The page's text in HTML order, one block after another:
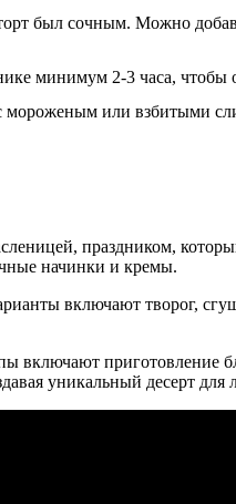
был сочным. Можно
минимум 2-3 часа, чтобы
мороженым или взбитыми
праздником,
начинки и кремы.
включают творог,
включают приготовление
уникальный десерт для